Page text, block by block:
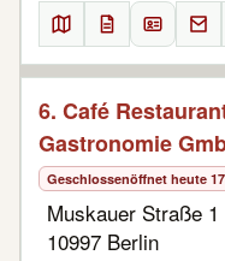
6. Café
Gastronomie
Geschlossenöffnet heute
Muskauer Straße 1
10997 Berlin